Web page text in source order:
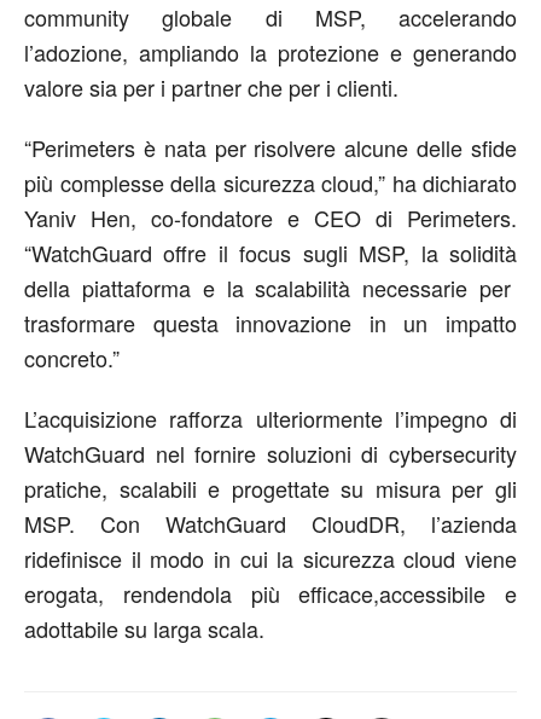
community globale di MSP, accelerando
l’adozione, ampliando la protezione e generando
valoresia per i partnerche per i clienti.
“Perimeters è nata per risolvere alcune delle sfide
più complesse della sicurezza cloud,” ha dichiarato
Yaniv Hen, co-fondatore e CEO di Perimeters.
“WatchGuard offre il focus sugli MSP, lasolidità
della piattaforma e la scalabilità necessarie per
trasformare questa innovazione in un impatto
concreto.”
L’acquisizione rafforza ulteriormente l’impegno di
WatchGuard nelfornire soluzioni di cybersecurity
pratiche, scalabili e progettatesu misuraper gli
MSP. Con WatchGuard CloudDR, l’azienda
ridefinisce il modo in cui la sicurezza cloud viene
erogata, rendendola più efficace,accessibile e
adottabilesu larga scala.